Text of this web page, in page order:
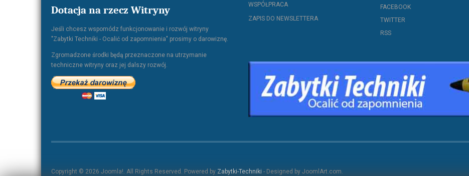
Dotacja na rzecz Witryny
Jeśli chcesz wspomódz funkcjonowanie i rozwój witryny
"Zabytki Techniki - Ocalić od zapomnienia" prosimy o darowiznę.
Zgromadzone środki będą przeznaczone na utrzymanie
techniczne witryny oraz jej dalszy rozwój.
WSPÓŁPRACA
ZAPIS DO NEWSLETTERA
FACEBOOK
TWITTER
RSS
Copyright © 2026 Joomla!. All Rights Reserved. Powered by Zabytki-Techniki - Designed by JoomlArt.com.